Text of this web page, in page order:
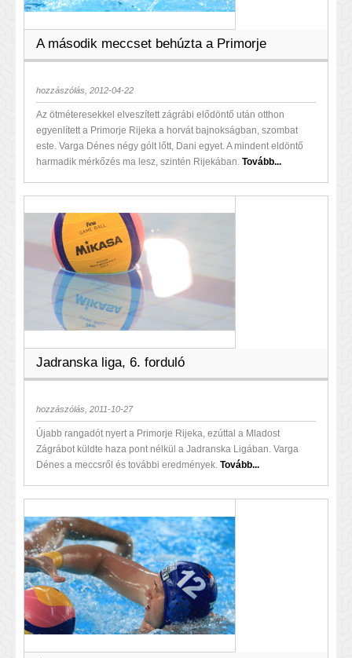
A második meccset behúzta a Primorje
hozzászólás, 2012-04-22
Az ötméteresekkel elveszített zágrábi elődöntő után otthon
egyenlített a Primorje Rijeka a horvát bajnokságban, szombat
este. Varga Dénes négy gólt lőtt, Dani egyet. A mindent eldöntő
harmadik mérkőzés ma lesz, szintén Rijekában. Tovább...
Jadranska liga, 6. forduló
hozzászólás, 2011-10-27
Újabb rangadót nyert a Primorje Rijeka, ezúttal a Mladost
Zágrábot küldte haza pont nélkül a Jadranska Ligában. Varga
Dénes a meccsről és további eredmények. Tovább...